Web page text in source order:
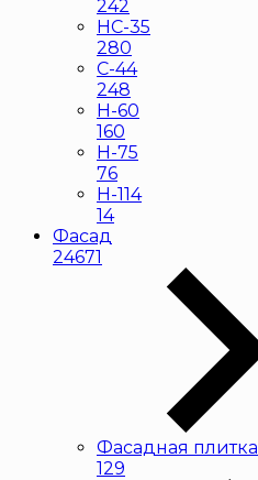
242
НС-35
280
С-44
248
Н-60
160
Н-75
76
Н-114
14
Фасад
24671
Фасадная плитка
129